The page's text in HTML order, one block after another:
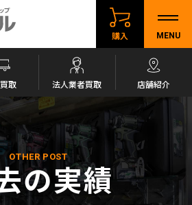
購入 MENU
取 法人業者買取 店舗紹介
OTHER POST
の実績